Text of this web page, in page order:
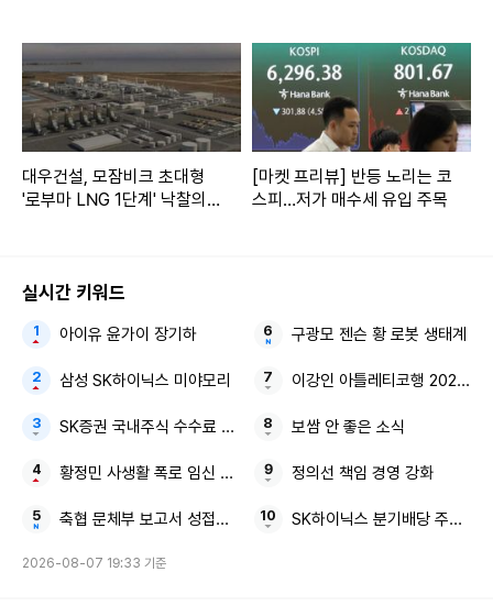
대우건설, 모잠비크 초대형
'로부마 LNG 1단계' 낙찰의향
[마켓 프리뷰] 반등 노리는 코
스피…저가 매수세 유입 주목
실시간 키워드
아이유 윤가이 장기하
삼성 SK하이닉스 미야모리
SK증권 국내주식 수수료 평생 우대 비대면 고객
황정민 사생활 폭로 임신 축하 전화
축협 문체부 보고서 성접대 기자
구광모 젠슨 황 로봇 생태계
이강인 아틀레티코행 2023-
보쌈 안 좋은 소식
정의선 책임 경영 강화
SK하이닉스 분기배당 주주환원
2026-08-07 19:33 기준